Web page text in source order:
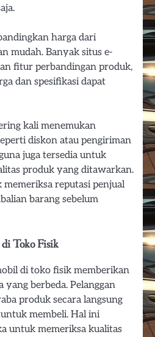
harga dari
mudah. Banyak situs e-
fitur perbandingan produk,
dan spesifikasi dapat
kali menemukan
diskon atau pengiriman
juga tersedia untuk
produk yang ditawarkan.
reputasi penjual
barang sebelum
Toko Fisik
di toko fisik memberikan
yang berbeda. Pelanggan
produk secara langsung
membeli. Hal ini
untuk memeriksa kualitas